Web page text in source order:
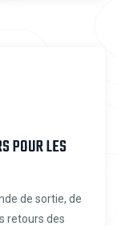
POUR LES
de sortie, de
retours des